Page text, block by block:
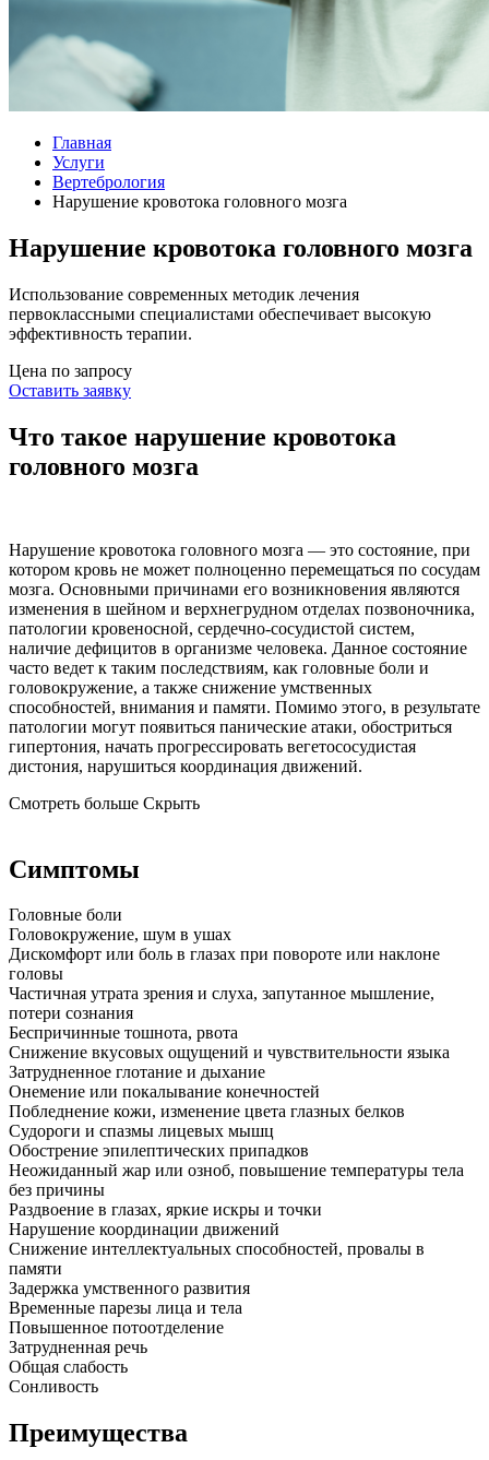
Главная
Услуги
Вертебрология
Нарушение кровотока головного мозга
Нарушение кровотока головного мозга
Использование современных методик лечения
первоклассными специалистами обеспечивает высокую
эффективность терапии.
Цена по запросу
Оставить заявку
Что такое нарушение кровотока
головного мозга
Нарушение кровотока головного мозга — это состояние, при
котором кровь не может полноценно перемещаться по сосудам
мозга. Основными причинами его возникновения являются
изменения в шейном и верхнегрудном отделах позвоночника,
патологии кровеносной, сердечно-сосудистой систем,
наличие дефицитов в организме человека. Данное состояние
часто ведет к таким последствиям, как головные боли и
головокружение, а также снижение умственных
способностей, внимания и памяти. Помимо этого, в результате
патологии могут появиться панические атаки, обостриться
гипертония, начать прогрессировать вегетососудистая
дистония, нарушиться координация движений.
Смотреть больше Скрыть
Симптомы
Головные боли
Головокружение, шум в ушах
Дискомфорт или боль в глазах при повороте или наклоне
головы
Частичная утрата зрения и слуха, запутанное мышление,
потери сознания
Беспричинные тошнота, рвота
Снижение вкусовых ощущений и чувствительности языка
Затрудненное глотание и дыхание
Онемение или покалывание конечностей
Побледнение кожи, изменение цвета глазных белков
Судороги и спазмы лицевых мышц
Обострение эпилептических припадков
Неожиданный жар или озноб, повышение температуры тела
без причины
Раздвоение в глазах, яркие искры и точки
Нарушение координации движений
Снижение интеллектуальных способностей, провалы в
памяти
Задержка умственного развития
Временные парезы лица и тела
Повышенное потоотделение
Затрудненная речь
Общая слабость
Сонливость
Преимущества